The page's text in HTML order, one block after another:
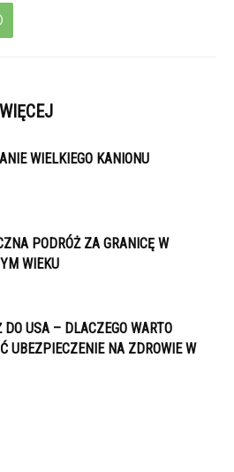
WIĘCEJ
WIELKIEGO KANIONU
PODRÓŻ ZA GRANICĘ W
WIEKU
DO USA – DLACZEGO WARTO
UBEZPIECZENIE NA ZDROWIE W